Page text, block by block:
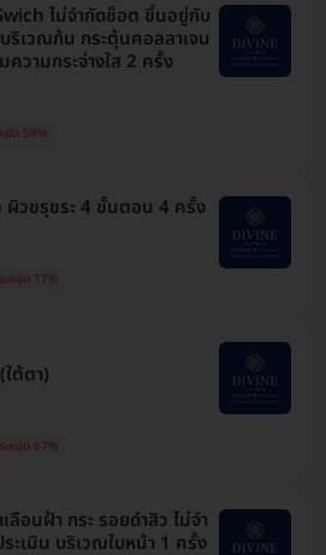
ไม่จำกัดช็อต ขึ้นอยู่กับ
ริเวณก้น กระตุ้นคอลลาเจน
วามกระจ่างใส 2 ครั้ง
ยัด 58%
วขรุขระ 4 ขั้นตอน 4 ครั้ง
ะหยัด 17%
ต้ตา)
ะหยัด 67%
ลือนฝ้า​ กระ​ รอยดำสิว ไม่จำ
เมิน บริเวณใบหน้า 1 ครั้ง